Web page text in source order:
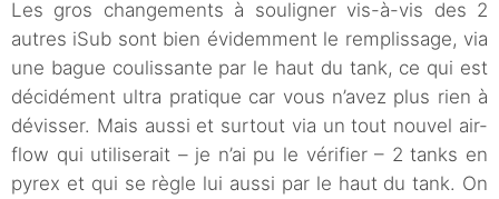
Les gros changements à souligner vis-à-vis des 2
autres iSub sont bien évidemment le remplissage, via
une bague coulissante par le haut du tank, ce qui est
décidément ultra pratique car vous n’avez plus rien à
dévisser. Mais aussi et surtout via un tout nouvel air-
flow qui utiliserait – je n’ai pu le vérifier – 2 tanks en
pyrex et qui se règle lui aussi par le haut du tank. On